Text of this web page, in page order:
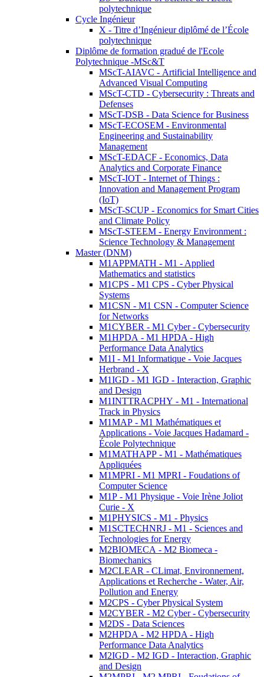
polytechnique
Cycle Ingénieur
X - Titre d’Ingénieur diplômé de l’École
polytechnique
Diplôme de formation gradué de l'Ecole
Polytechnique -MSc&T
MScT-AIAVC - Artificial Intelligence and
Advanced Visual Computing
MScT-CTD - Cybersecurity : Threats and
Defenses
MScT-DSB - Data Science for Business
MScT-ECOSEM - Environmental
Engineering and Sustainability
Management
MScT-EDACF - Economics, Data
Analytics and Corporate Finance
MScT-IOT - Internet of Things :
Innovation and Management Program
(IoT)
MScT-SCUP - Economics for Smart Cities
and Climate Policy
MScT-STEEM - Energy Environment :
Science Technology & Management
Master (DNM)
M1APPMATH - M1 - Applied
Mathematics and statistics
M1CPS - M1 CPS - Cyber Physical
Systems
M1CSN - M1 CSN - Computer Science
for Networks
M1CYBER - M1 Cyber - Cybersecurity
M1HPDA - M1 HPDA - High
Performance Data Analytics
M1I - M1 Informatique - Voie Jacques
Herbrand - X
M1IGD - M1 IGD - Interaction, Graphic
and Design
M1INTTRACPHY - M1 - International
Track in Physics
M1MAP - M1 Mathématiques et
Applications - Voie Jacques Hadamard -
École Polytechnique
M1MATHAPP - M1 - Mathématiques
Appliquées
M1MPRI - M1 MPRI - Foudations of
Computer Science
M1P - M1 Physique - Voie Irène Joliot
Curie - X
M1PHYSICS - M1 - Physics
M1SCTECHNRJ - M1 - Sciences and
Technologies for Energy
M2BIOMECA - M2 Biomeca -
Biomechanics
M2CLEAR - CLimat, Environnement,
Applications et Recherche - Water, Air,
Pollution and Energy
M2CPS - Cyber Physical System
M2CYBER - M2 Cyber - Cybersecurity
M2DS - Data Sciences
M2HPDA - M2 HPDA - High
Performance Data Analytics
M2IGD - M2 IGD - Interaction, Graphic
and Design